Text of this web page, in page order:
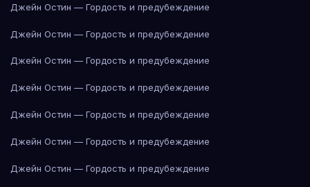
Джейн Остин — Гордость и предубеждение
Джейн Остин — Гордость и предубеждение
Джейн Остин — Гордость и предубеждение
Джейн Остин — Гордость и предубеждение
Джейн Остин — Гордость и предубеждение
Джейн Остин — Гордость и предубеждение
Джейн Остин — Гордость и предубеждение